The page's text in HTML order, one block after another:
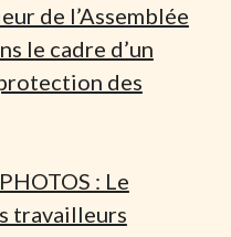
de l’Assemblée
le cadre d’un
des
PHOTOS : Le
travailleurs